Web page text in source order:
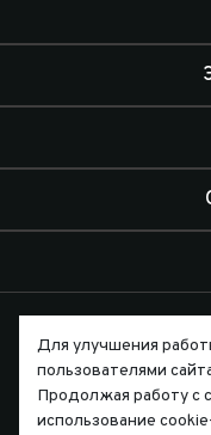
Для улучшения
пользователями
Продолжая работу с
использование